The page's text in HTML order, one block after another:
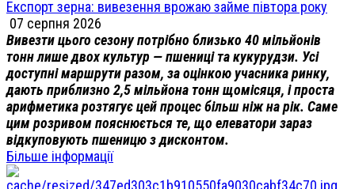
Експорт зерна: вивезення врожаю займе півтора року
07 серпня 2026
Вивезти цього сезону потрібно близько 40 мільйонів
тонн лише двох культур — пшениці та кукурудзи. Усі
доступні маршрути разом, за оцінкою учасника ринку,
дають приблизно 2,5 мільйона тонн щомісяця, і проста
арифметика розтягує цей процес більш ніж на рік. Саме
цим розривом пояснюється те, що елеватори зараз
відкуповують пшеницю з дисконтом.
Більше інформації